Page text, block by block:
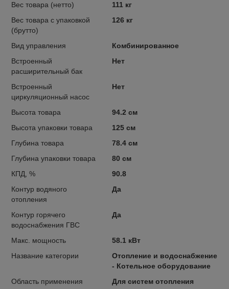
Вес товара (нетто)
111 кг
Вес товара с упаковкой
(брутто)
126 кг
Вид управления
Комбинированное
Встроенный
расширительный бак
Нет
Встроенный
циркуляционный насос
Нет
Высота товара
94.2 см
Высота упаковки товара
125 см
Глубина товара
78.4 см
Глубина упаковки товара
80 см
КПД, %
90.8
Контур водяного
отопления
Да
Контур горячего
водоснабжения ГВС
Да
Макс. мощность
58.1 кВт
Название категории
Отопление и водоснабжение
- Котельное оборудование
Область применения
Для систем отопления